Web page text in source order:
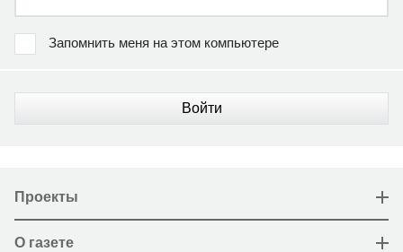
Запомнить меня на этом компьютере
Войти
Проекты
О газете